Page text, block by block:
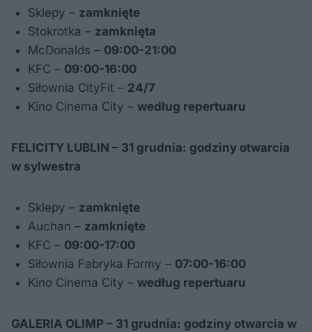
Sklepy – zamknięte
Stokrotka – zamknięta
McDonalds – 09:00-21:00
KFC – 09:00-16:00
Siłownia CityFit – 24/7
Kino Cinema City – według repertuaru
FELICITY LUBLIN – 31 grudnia: godziny otwarcia
w sylwestra
Sklepy – zamknięte
Auchan – zamknięte
KFC – 09:00-17:00
Siłownia Fabryka Formy – 07:00-16:00
Kino Cinema City – według repertuaru
GALERIA OLIMP – 31 grudnia: godziny otwarcia w